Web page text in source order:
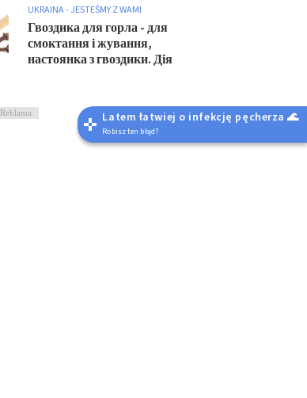
UKRAINA - JESTEŚMY Z WAMI
Гвоздика для горла - для
смоктання і жування,
настоянка з гвоздики. Дія
Reklama Latem łatwiej o infekcję pęcherza 🌊
Robisz ten błąd?